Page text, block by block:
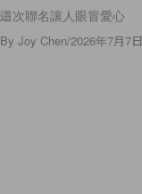
這次聯名讓人眼冒愛心
By Joy Chen/2026年7月7日